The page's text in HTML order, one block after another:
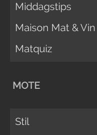
Middagstips
Maison Mat & Vin
Matquiz
MOTE
Stil